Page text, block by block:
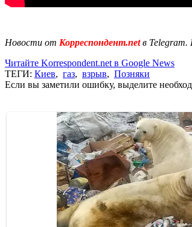
Новости от Корреспондент.netв
Читайте Korrespondent.net в Google News
ТЕГИ: Киев, газ, взрыв, Позняки
Если вы заметили ошибку, выделите